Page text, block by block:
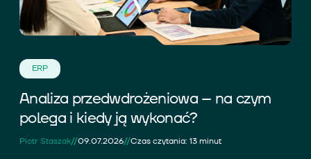
ERP
Analiza przedwdrożeniowa – na czym
polega i kiedy ją wykonać?
Piotr Staszak//09.07.2026//Czas czytania: 13 minut